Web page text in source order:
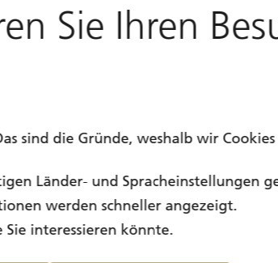
Sie Ihren
sind die Gründe, weshalb wir
Länder- und Spracheinstellungen
werden schneller angezeigt.
interessieren könnte.